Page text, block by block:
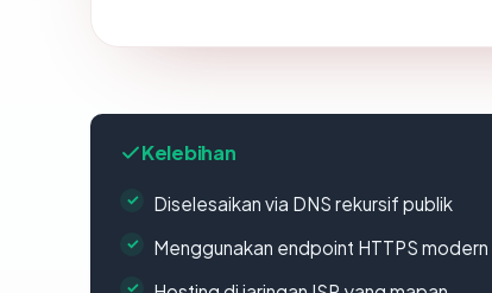
Kelebihan
Diselesaikan via DNS rekursif publik
Menggunakan endpoint HTTPS modern